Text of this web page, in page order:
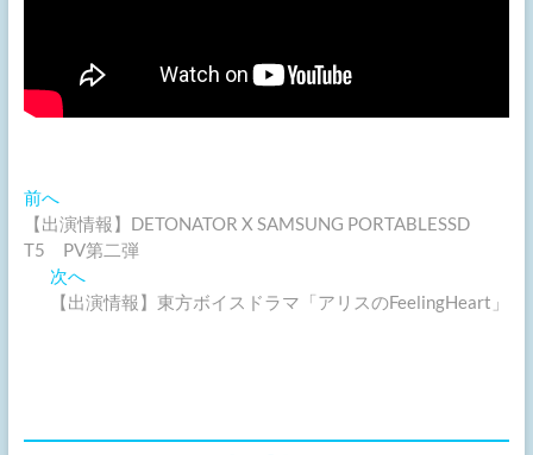
投
稿
ナ
前へ過
去
の
投
稿:
【出演情報】DETONATOR X SAMSUNG PORTABLESSD
T5 PV第二弾
次へ
の
【出演情報】東方ボイスドラマ「アリスのFeelingHeart」